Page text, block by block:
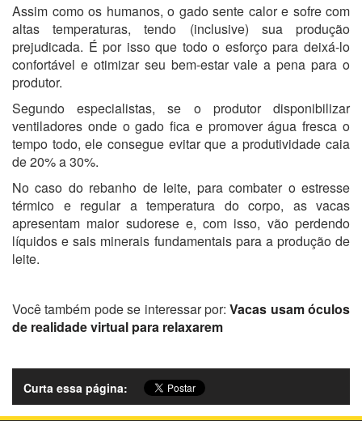
Assim como os humanos, o gado sente calor e sofre com
altas temperaturas, tendo (inclusive) sua produção
prejudicada. É por isso que todo o esforço para deixá-lo
confortável e otimizar seu bem-estar vale a pena para o
produtor.
Segundo especialistas, se o produtor disponibilizar
ventiladores onde o gado fica e promover água fresca o
tempo todo, ele consegue evitar que a produtividade caia
de 20% a 30%.
No caso do rebanho de leite, para combater o estresse
térmico e regular a temperatura do corpo, as vacas
apresentam maior sudorese e, com isso, vão perdendo
líquidos e sais minerais fundamentais para a produção de
leite.
Você também pode se interessar por:Vacas usam óculos
de realidade virtual para relaxarem
Curta essa página: